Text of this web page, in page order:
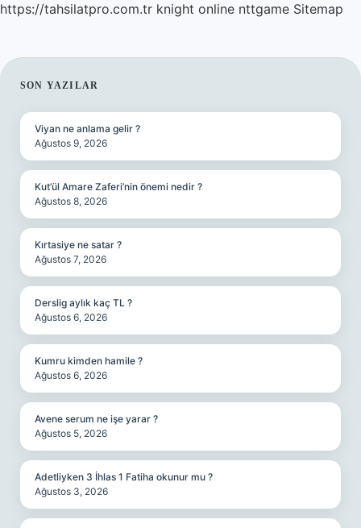
https://tahsilatpro.com.tr knight online nttgame Sitemap
SIDEBAR
SON YAZILAR
Viyan ne anlama gelir ?
Ağustos 9, 2026
Kut’ül Amare Zaferi’nin önemi nedir ?
Ağustos 8, 2026
Kırtasiye ne satar ?
Ağustos 7, 2026
Derslig aylık kaç TL ?
Ağustos 6, 2026
Kumru kimden hamile ?
Ağustos 6, 2026
Avene serum ne işe yarar ?
Ağustos 5, 2026
Adetliyken 3 İhlas 1 Fatiha okunur mu ?
Ağustos 3, 2026